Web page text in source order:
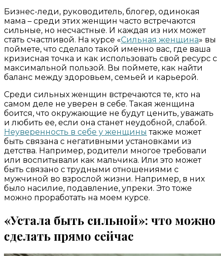
Бизнес-леди, руководитель, блогер, одинокая
мама – среди этих женщин часто встречаются
сильные, но несчастные. И каждая из них может
стать счастливой. На курсе «Сильная женщина» вы
поймете, что сделало такой именно вас, где ваша
кризисная точка и как использовать свой ресурс с
максимальной пользой. Вы поймете, как найти
баланс между здоровьем, семьей и карьерой.
Среди сильных женщин встречаются те, кто на
самом деле не уверен в себе. Такая женщина
боится, что окружающие не будут ценить, уважать
и любить ее, если она станет неудобной, слабой.
Неуверенность в себе у женщины также может
быть связана с негативными установками из
детства. Например, родители многое требовали
или воспитывали как мальчика. Или это может
быть связано с трудными отношениями с
мужчиной во взрослой жизни. Например, в них
было насилие, подавление, упреки. Это тоже
можно проработать на моем курсе.
«Устала быть сильной»: что можно
сделать прямо сейчас